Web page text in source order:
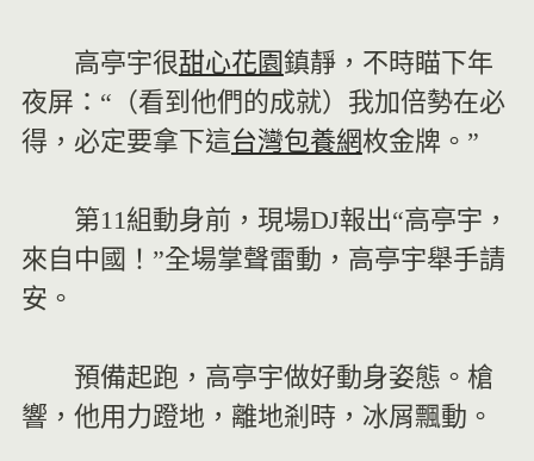
高亭宇很甜心花園鎮靜，不時瞄下年
夜屏：“（看到他們的成就）我加倍勢在必
得，必定要拿下這台灣包養網枚金牌。”
第11組動身前，現場DJ報出“高亭宇，
來自中國！”全場掌聲雷動，高亭宇舉手請
安。
預備起跑，高亭宇做好動身姿態。槍
響，他用力蹬地，離地剎時，冰屑飄動。